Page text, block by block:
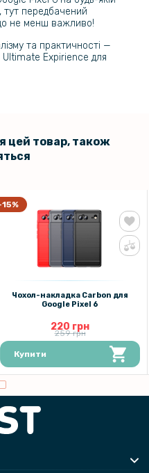
Film для Google Pixel 6 на
тут передбачений
не менш важливо!
та практичності —
Expirience для
цей товар, також
15%
Чохол-накладка Carbon для
Google Pixel 6
220 грн
259 грн
Купити